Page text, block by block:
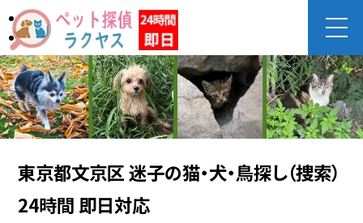
東京都文京区 迷子の猫・犬・鳥探し（捜索）
24時間 即日対応